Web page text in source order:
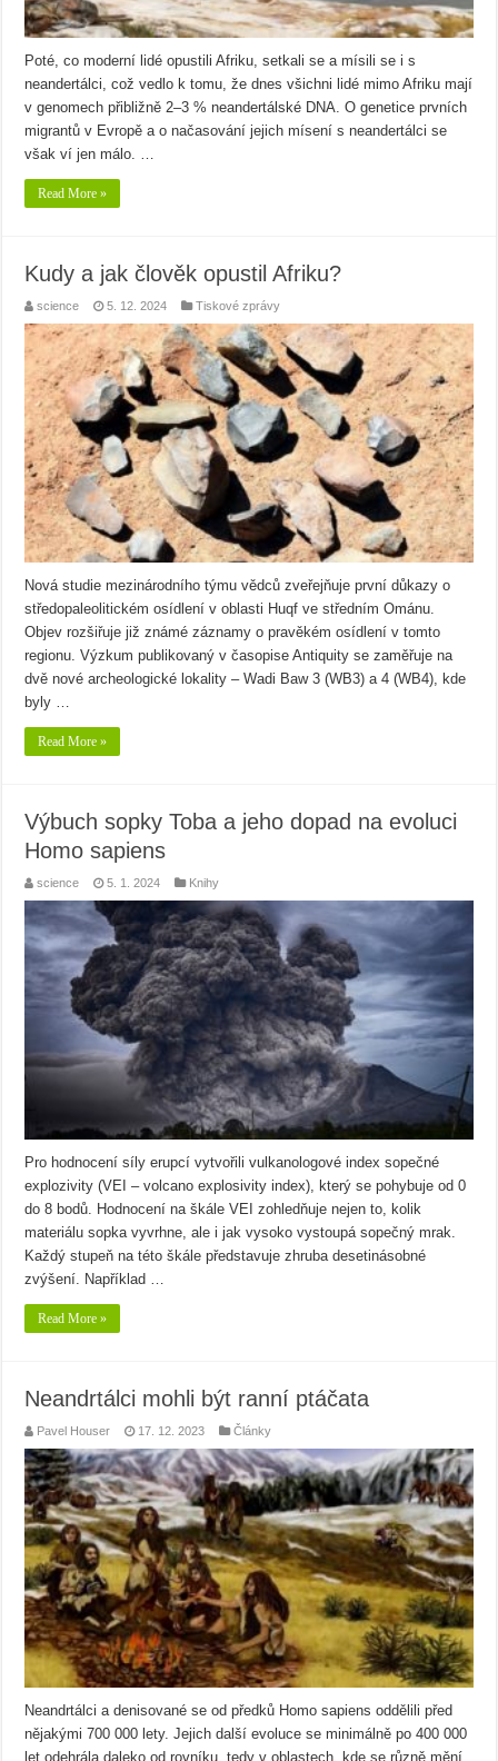
Poté, co moderní lidé opustili Afriku, setkali se a mísili se i s
neandertálci, což vedlo k tomu, že dnes všichni lidé mimo Afriku mají
v genomech přibližně 2–3 % neandertálské DNA. O genetice prvních
migrantů v Evropě a o načasování jejich mísení s neandertálci se
však ví jen málo. …
Read More »
Kudy a jak člověk opustil Afriku?
science 5. 12. 2024 Tiskové zprávy
Nová studie mezinárodního týmu vědců zveřejňuje první důkazy o
středopaleolitickém osídlení v oblasti Huqf ve středním Ománu.
Objev rozšiřuje již známé záznamy o pravěkém osídlení v tomto
regionu. Výzkum publikovaný v časopise Antiquity se zaměřuje na
dvě nové archeologické lokality – Wadi Baw 3 (WB3) a 4 (WB4), kde
byly …
Read More »
Výbuch sopky Toba a jeho dopad na evoluci
Homo sapiens
science 5. 1. 2024 Knihy
Pro hodnocení síly erupcí vytvořili vulkanologové index sopečné
explozivity (VEI – volcano explosivity index), který se pohybuje od 0
do 8 bodů. Hodnocení na škále VEI zohledňuje nejen to, kolik
materiálu sopka vyvrhne, ale i jak vysoko vystoupá sopečný mrak.
Každý stupeň na této škále představuje zhruba desetinásobné
zvýšení. Například …
Read More »
Neandrtálci mohli být ranní ptáčata
Pavel Houser 17. 12. 2023 Články
Neandrtálci a denisované se od předků Homo sapiens oddělili před
nějakými 700 000 lety. Jejich další evoluce se minimálně po 400 000
let odehrála daleko od rovníku, tedy v oblastech, kde se různě mění